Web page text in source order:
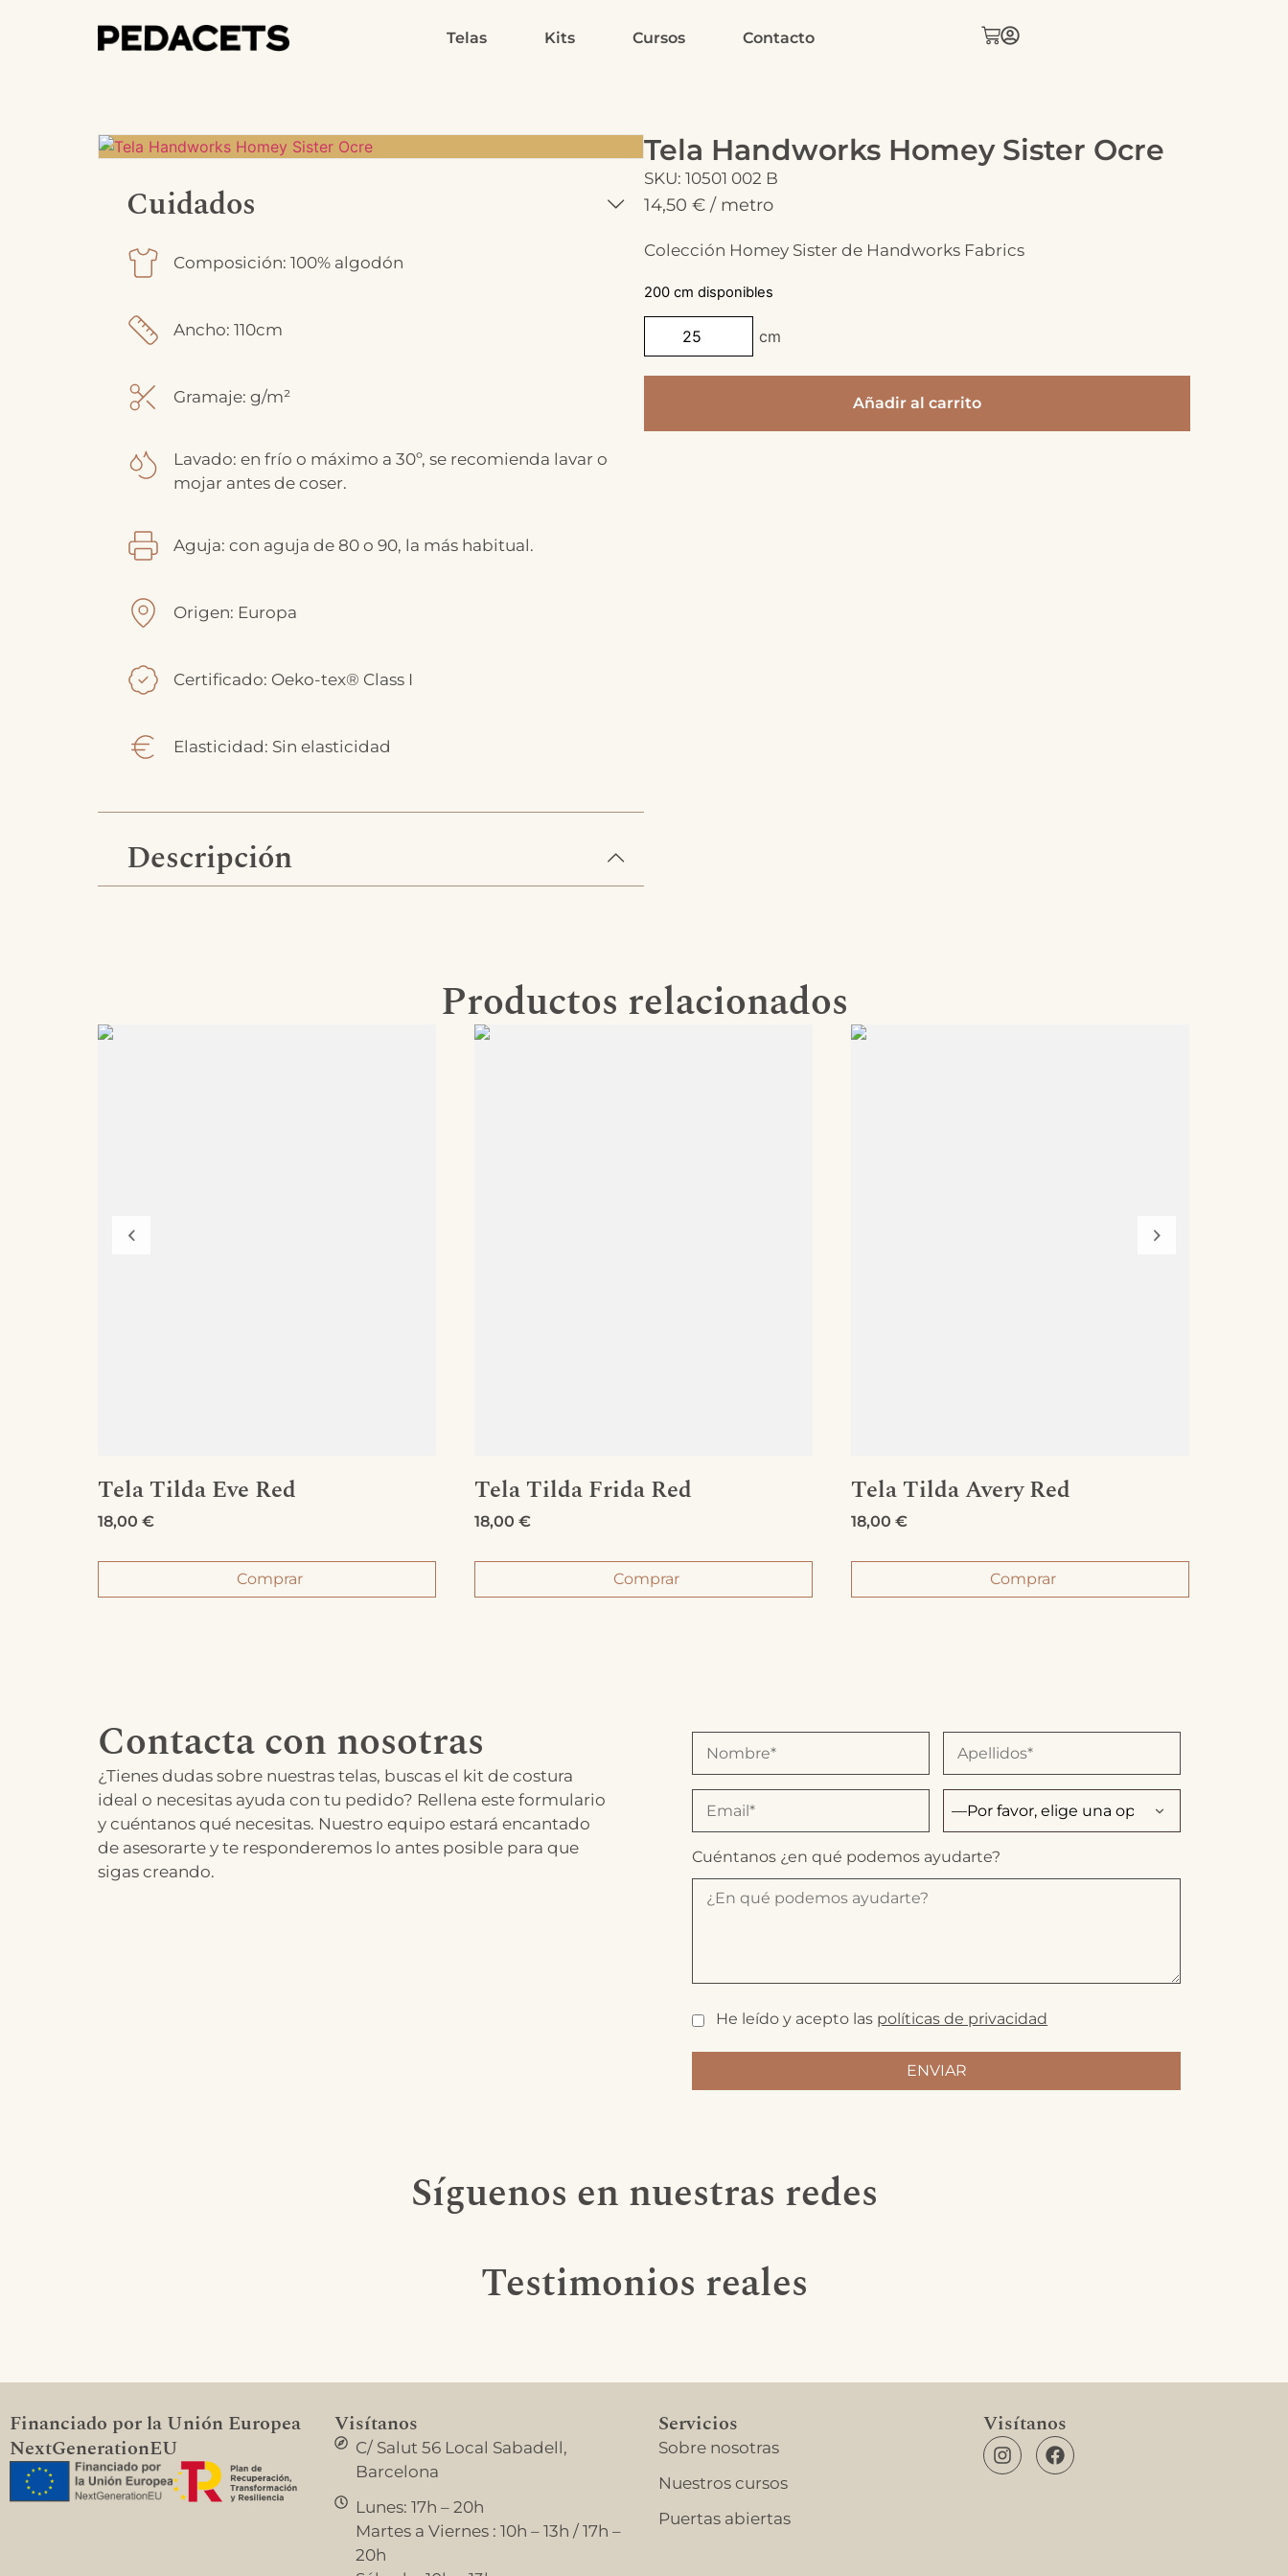
Telas Kits Cursos Contacto
Cuidados
Composición: 100% algodón
Ancho: 110cm
Gramaje: g/m²
Lavado: en frío o máximo a 30º, se recomienda lavar o
mojar antes de coser.
Aguja: con aguja de 80 o 90, la más habitual.
Origen: Europa
Certificado: Oeko-tex® Class I
Elasticidad: Sin elasticidad
Descripción
Tela Handworks Homey Sister Ocre
SKU: 10501 002 B
14,50 € / metro
Colección Homey Sister de Handworks Fabrics
200 cm disponibles
cm
Añadir al carrito
Productos relacionados
Tela Tilda Eve Red
18,00 €
Comprar
Tela Tilda Frida Red
18,00 €
Comprar
Tela Tilda Avery Red
18,00 €
Comprar
Contacta con nosotras
¿Tienes dudas sobre nuestras telas, buscas el kit de costura
ideal o necesitas ayuda con tu pedido? Rellena este formulario
y cuéntanos qué necesitas. Nuestro equipo estará encantado
de asesorarte y te responderemos lo antes posible para que
sigas creando.
Cuéntanos ¿en qué podemos ayudarte?
He leído y acepto las políticas de privacidad
Síguenos en nuestras redes
Testimonios reales
Financiado por la Unión Europea
NextGenerationEU
Visítanos
C/ Salut 56 Local Sabadell,
Barcelona
Lunes: 17h – 20h
Martes a Viernes : 10h – 13h / 17h –
20h
Servicios
Sobre nosotras
Nuestros cursos
Puertas abiertas
Visítanos